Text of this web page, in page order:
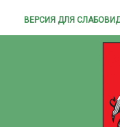
ВЕРСИЯ ДЛЯ